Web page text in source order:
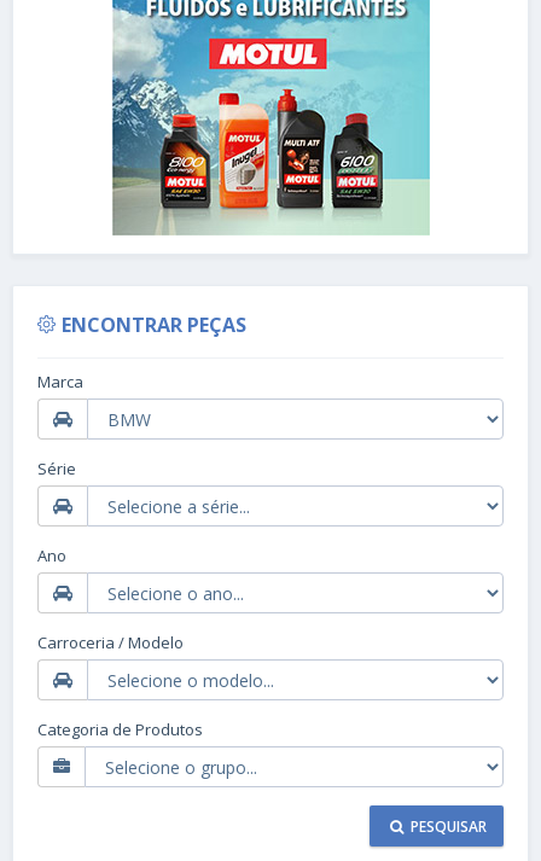
ENCONTRAR PEÇAS
Marca
Série
Ano
Carroceria / Modelo
Categoria de Produtos
PESQUISAR